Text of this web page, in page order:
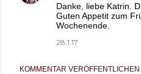
Danke, liebe Katrin.
Guten Appetit zum
Wochenende.
28.1.17
KOMMENTAR VERÖFFENTLICHEN